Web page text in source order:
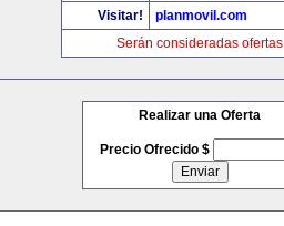
Visitar!
planmovil.com
Serán consideradas ofertas
Realizar una Oferta
Precio Ofrecido $